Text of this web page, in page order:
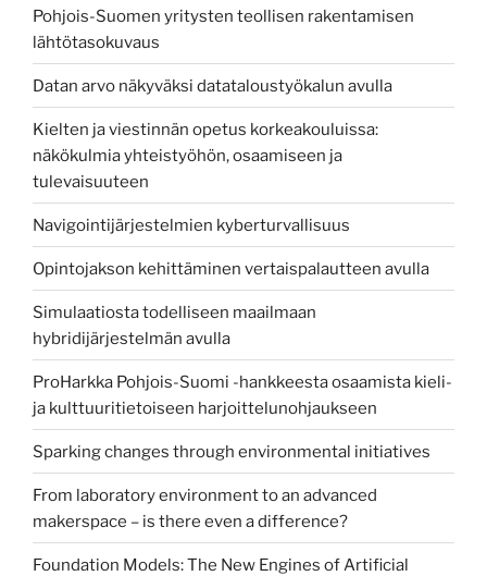
Pohjois-Suomen yritysten teollisen rakentamisen
lähtötasokuvaus
Datan arvo näkyväksi datataloustyökalun avulla
Kielten ja viestinnän opetus korkeakouluissa:
näkökulmia yhteistyöhön, osaamiseen ja
tulevaisuuteen
Navigointijärjestelmien kyberturvallisuus
Opintojakson kehittäminen vertaispalautteen avulla
Simulaatiosta todelliseen maailmaan
hybridijärjestelmän avulla
ProHarkka Pohjois-Suomi -hankkeesta osaamista kieli-
ja kulttuuritietoiseen harjoittelunohjaukseen
Sparking changes through environmental initiatives
From laboratory environment to an advanced
makerspace – is there even a difference?
Foundation Models: The New Engines of Artificial